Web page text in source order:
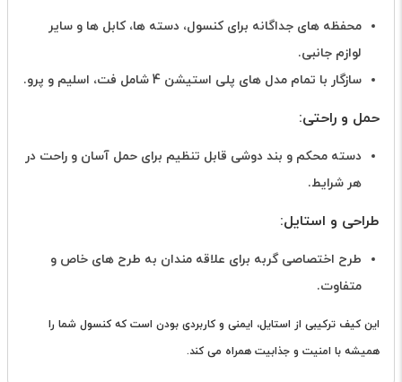
محفظه های جداگانه برای کنسول، دسته ها، کابل ها و سایر
لوازم جانبی.
سازگار با تمام مدل های پلی استیشن 4 شامل فت، اسلیم و پرو.
حمل و راحتی:
دسته محکم و بند دوشی قابل تنظیم برای حمل آسان و راحت در
هر شرایط.
طراحی و استایل:
طرح اختصاصی گربه برای علاقه مندان به طرح های خاص و
متفاوت.
این کیف ترکیبی از استایل، ایمنی و کاربردی بودن است که کنسول شما را
همیشه با امنیت و جذابیت همراه می کند.